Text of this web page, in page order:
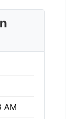
AM